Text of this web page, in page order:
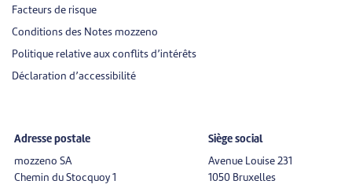
Facteurs de risque
Conditions des Notes mozzeno
Politique relative aux conflits d’intérêts
Déclaration d’accessibilité
Adresse postale
mozzeno SA
Chemin du Stocquoy 1
Siège social
Avenue Louise 231
1050 Bruxelles